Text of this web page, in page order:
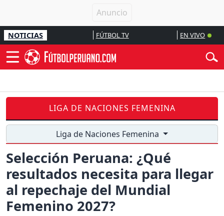
NOTICIAS FÚTBOL TV EN VIVO
LIGA DE NACIONES FEMENINA
Liga de Naciones Femenina
Selección Peruana: ¿Qué
resultados necesita para llegar
al repechaje del Mundial
Femenino 2027?